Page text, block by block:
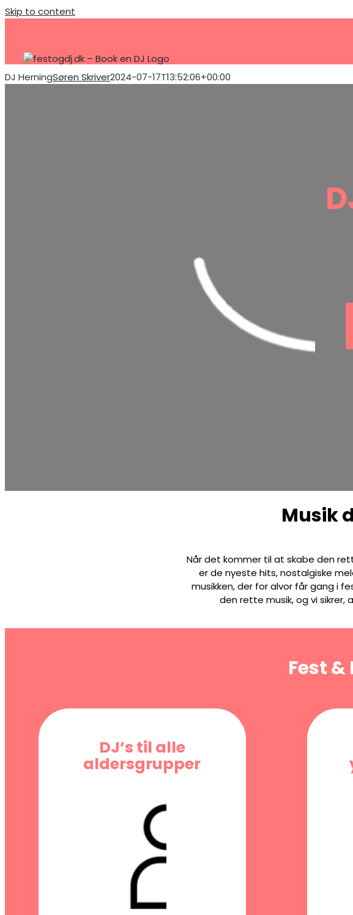
Skip to content
DJ HerningSøren Skriver2024-07-17T13:52:06+00:00
Musik
Når det kommer til at skabe den
er de nyeste hits, nostalgiske
musikken, der for alvor får gang i
den rette musik, og vi sikrer,
Fest
DJ’s til alle
aldersgrupper